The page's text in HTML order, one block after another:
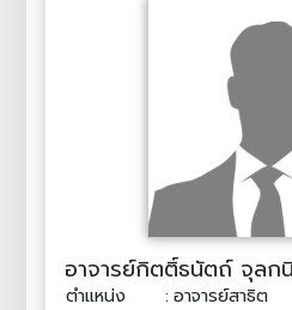
อาจารย์กิตติ์ธนัตถ์ จุลก
ตำแหน่ง : อาจารย์สาธิต